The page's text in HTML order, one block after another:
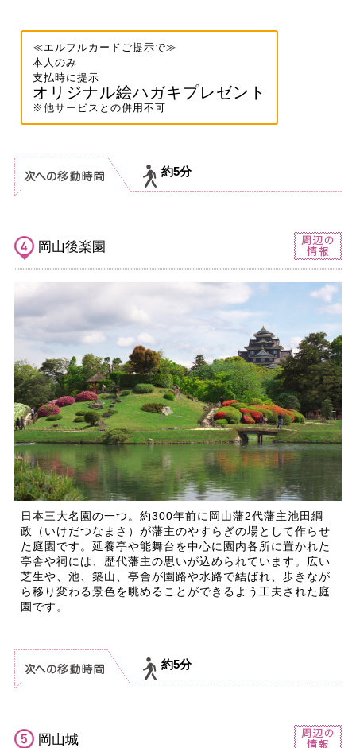
≪エルフルカードご提示で≫
本人のみ
支払時に提示
オリジナル絵ハガキプレゼント
※他サービスとの併用不可
約5分
岡山後楽園
日本三大名園の一つ。約300年前に岡山藩2代藩主池田綱
政（いけだつなまさ）が藩主のやすらぎの場として作らせ
た庭園です。延養亭や能舞台を中心に園内各所に置かれた
亭舎や祠には、歴代藩主の思いが込められています。広い
芝生や、池、築山、亭舎が園路や水路で結ばれ、歩きなが
ら移り変わる景色を眺めることができるよう工夫された庭
園です。
約5分
岡山城